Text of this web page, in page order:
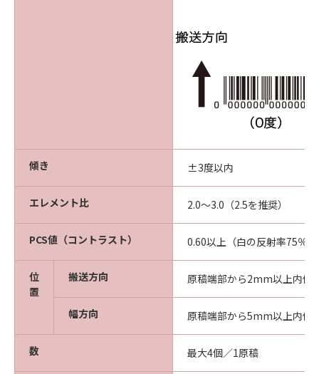
傾き ±3度以内
エレメント比 2.0～3.0（2.5を推奨）
PCS値（コントラスト） 0.60以上（白の反射率75％
位
置
搬送方向 原稿端部から2mm以上内側
幅方向 原稿端部から5mm以上内側
数 最大4個／1原稿